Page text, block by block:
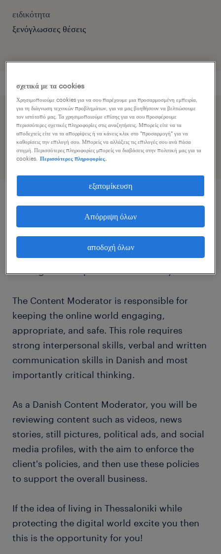
ειδικότητα
ξενόγλωσσες θέσεις
Επιταχύνετε την εφαρμογή εργασίας κοινοποιώντας το
προφίλ σας
περιγραφή εργασίας
Are you a savvy social media user fluent in
Danish who thrives on detail, empathy, and
making a real impact on online safety?
The Content Moderator is responsible for
keeping the online world engaging,
appropriate, and safe. This role requires
strong interpersonal skills, verbal and written
communication skills in Danish and most
importantly critical thinking.
As a Danish Content Moderator, you will be
reviewing content such as videos, news
stories, still pictures, political ads, and social
media profiles, with the aim to enforce the
client's policies, and then use these policies
to support the overall business.
If the idea of living in Thessaloniki while
protecting the digital world excite you then
this is the opportunity for you!
σχετικά με τα cookies
Χρησιμοποιούμε cookies για να σου παρέχουμε μια προσαρμοσμένη εμπειρία,
για τη διάγνωση τεχνικών προβλημάτων, για να μας βοηθήσουν να βελτιώσουμε
τον ιστότοπό μας. Τα χρησιμοποιούμε επίσης για να σου προσφέρουμε
περισσότερες σχετικές πληροφορίες στις αναζητήσεις. Μπορείς είτε να τα
αποδεχτείς είτε να τα απορρίψεις ή να κάνεις κλικ στο "προσαρμογή" για να
καθορίσεις την επιλογή σου. Μπορείς να αλλάξεις τις επιλογές σου ανά πάσα
στιγμή. Περισσότερες πληροφορίες μπορείς να διαβάσεις στην πολιτική μας για τα
cookies.
Περισσότερες πληροφορίες.
εξατομίκευση
Απόρριψη όλων
αποδοχή όλων